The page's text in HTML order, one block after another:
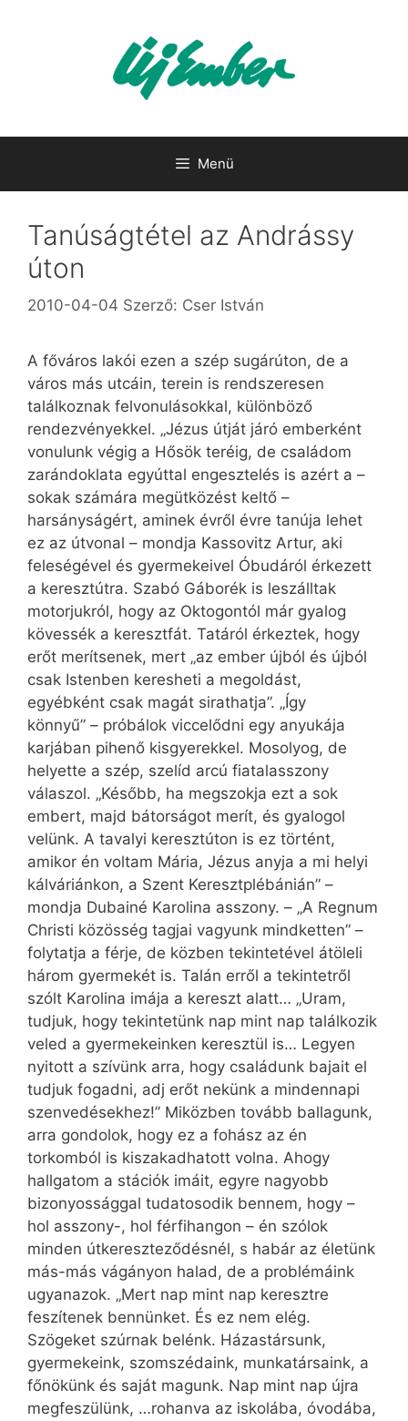
Menü
Tanúságtétel az Andrássy
úton
2010-04-04 Szerző: Cser István
A főváros lakói ezen a szép sugárúton, de a
város más utcáin, terein is rendszeresen
találkoznak felvonulásokkal, különböző
rendezvényekkel. „Jézus útját járó emberként
vonulunk végig a Hősök teréig, de családom
zarándoklata egyúttal engesztelés is azért a –
sokak számára megütközést keltő –
harsányságért, aminek évről évre tanúja lehet
ez az útvonal – mondja Kassovitz Artur, aki
feleségével és gyermekeivel Óbudáról érkezett
a keresztútra. Szabó Gáborék is leszálltak
motorjukról, hogy az Oktogontól már gyalog
kövessék a keresztfát. Tatáról érkeztek, hogy
erőt merítsenek, mert „az ember újból és újból
csak Istenben keresheti a megoldást,
egyébként csak magát sirathatja”. „Így
könnyű” – próbálok viccelődni egy anyukája
karjában pihenő kisgyerekkel. Mosolyog, de
helyette a szép, szelíd arcú fiatalasszony
válaszol. „Később, ha megszokja ezt a sok
embert, majd bátorságot merít, és gyalogol
velünk. A tavalyi keresztúton is ez történt,
amikor én voltam Mária, Jézus anyja a mi helyi
kálváriánkon, a Szent Keresztplébánián” –
mondja Dubainé Karolina asszony. – „A Regnum
Christi közösség tagjai vagyunk mindketten” –
folytatja a férje, de közben tekintetével átöleli
három gyermekét is. Talán erről a tekintetről
szólt Karolina imája a kereszt alatt… „Uram,
tudjuk, hogy tekintetünk nap mint nap találkozik
veled a gyermekeinken keresztül is… Legyen
nyitott a szívünk arra, hogy családunk bajait el
tudjuk fogadni, adj erőt nekünk a mindennapi
szenvedésekhez!” Miközben tovább ballagunk,
arra gondolok, hogy ez a fohász az én
torkomból is kiszakadhatott volna. Ahogy
hallgatom a stációk imáit, egyre nagyobb
bizonyossággal tudatosodik bennem, hogy –
hol asszony-, hol férfihangon – én szólok
minden útkereszteződésnél, s habár az életünk
más-más vágányon halad, de a problémáink
ugyanazok. „Mert nap mint nap keresztre
feszítenek bennünket. És ez nem elég.
Szögeket szúrnak belénk. Házastársunk,
gyermekeink, szomszédaink, munkatársaink, a
főnökünk és saját magunk. Nap mint nap újra
megfeszülünk, …rohanva az iskolába, óvodába,